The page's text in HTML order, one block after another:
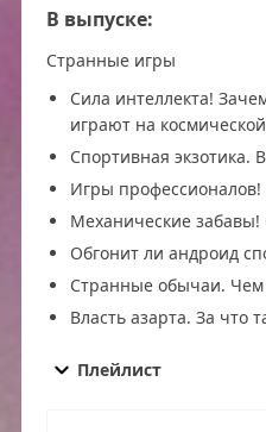
В выпуске:
Странные игры
Сила интеллекта!
играют на
Спортивная экзотика.
Игры профессионалов!
Механические забавы!
Обгонит ли андроид
Странные обычаи. Чем
Власть азарта. За что
Как устроен мир от
Плейлист